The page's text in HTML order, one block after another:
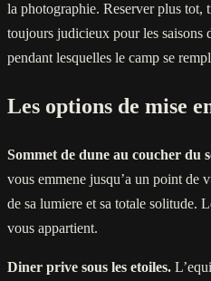
la photographie. Reserver plus tot,
toujours judicieux pour les saisons
pendant lesquelles le camp se
Les options de mise
Sommet de dune au coucher du
vous emmene jusqu’a un point de
de sa lumiere et sa totale solitude.
vous appartient.
Diner prive sous les etoiles.